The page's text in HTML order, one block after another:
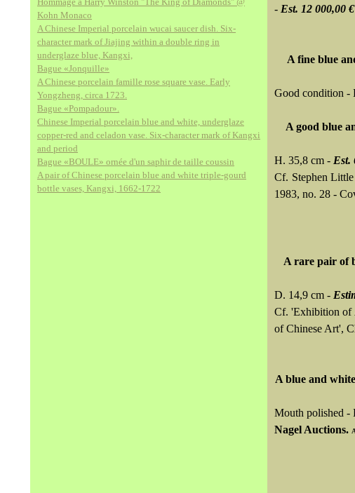
Kohn Monaco
A Chinese Imperial porcelain wucai saucer dish. Six-
character mark of Jiajing within a double ring in
underglaze blue, Kangxi,
Bague «Jonquille»
A Chinese porcelain famille rose square vase. Early
Yongzheng, circa 1723.
Bague «Pompadour».
Chinese Imperial porcelain blue and white, underglaze
copper-red and celadon vase. Six-character mark of Kangxi
and period
Bague «BOULE» ornée d'un saphir de taille coussin
A pair of Chinese porcelain blue and white triple-gourd
bottle vases, Kangxi, 1662-1722
- Est. 12 000,00 €
A fine blue
Good condition -
A good blue
H. 35,8 cm - Est.
Cf. Stephen
1983, no. 28 -
A rare pair of
D. 14,9 cm -
Cf. 'Exhibition of
of Chinese Art',
A blue and
Mouth polished -
Nagel Auctions.